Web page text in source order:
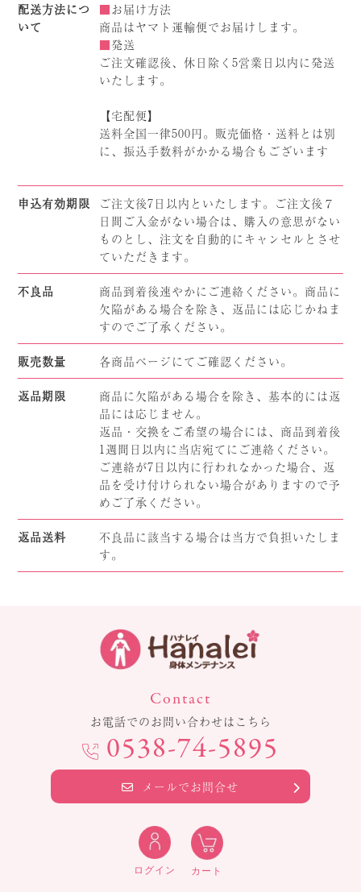
配送方法につ
いて
■お届け方法
商品はヤマト運輸便でお届けします。
■発送
ご注文確認後、休日除く5営業日以内に発送
いたします。
【宅配便】
送料全国一律500円。販売価格・送料とは別
に、振込手数料がかかる場合もございます
申込有効期限
ご注文後7日以内といたします。ご注文後７
日間ご入金がない場合は、購入の意思がない
ものとし、注文を自動的にキャンセルとさせ
ていただきます。
不良品
商品到着後速やかにご連絡ください。商品に
欠陥がある場合を除き、返品には応じかねま
すのでご了承ください。
販売数量 各商品ページにてご確認ください。
返品期限
商品に欠陥がある場合を除き、基本的には返
品には応じません。
返品・交換をご希望の場合には、商品到着後
1週間日以内に当店宛てにご連絡ください。
ご連絡が7日以内に行われなかった場合、返
品を受け付けられない場合がありますので予
めご了承ください。
返品送料
不良品に該当する場合は当方で負担いたしま
す。
Contact
お電話でのお問い合わせはこちら
0538-74-5895
メールでお問合せ
ログイン カート